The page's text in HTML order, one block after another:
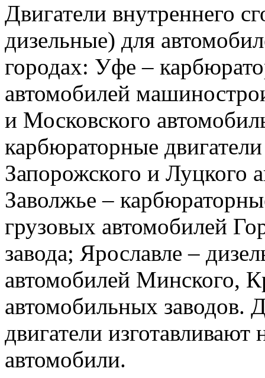
Двигатели внутреннего
дизельные) для
городах: Уфе –
автомобилей
и Московского
карбюраторные
Запорожского и Луцкого
Заволжье –
грузовых автомобилей
завода; Ярославле –
автомобилей Минского,
автомобильных заводов.
двигатели изготавливают
автомобили.